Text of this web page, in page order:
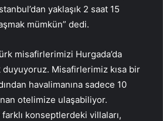
yaklaşık 2 saat 15
mümkün” dedi.
misafirlerimizi Hurgada’da
duyuyoruz. Misafirlerimiz kısa bir
havalimanına sadece 10
otelimize ulaşabiliyor.
konseptlerdeki villaları,